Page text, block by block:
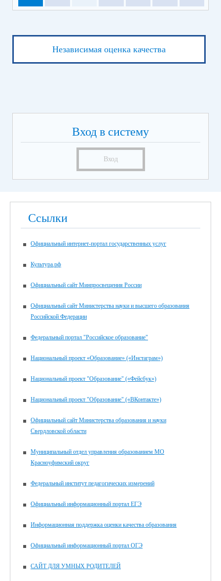
Независимая оценка качества
Вход в систему
Вход
Ссылки
Официальный интернет-портал государственных услуг
Культура.рф
Официальный сайт Минпросвещения России
Официальный сайт Министерства науки и высшего образования
Российской Федерации
Федеральный портал "Российское образование"
Национальный проект «Образование» («Инстаграм»)
Национальный проект "Образование" («Фейсбук»)
Национальный проект "Образование" («ВКонтакте»)
Официальный сайт Министерства образования и науки
Свердловской области
Муниципальный отдел управления образованием МО
Красноуфимский округ
Федеральный институт педагогических измерений
Официальный информационный портал ЕГЭ
Информационная поддержка оценки качества образования
Официальный информационный портал ОГЭ
САЙТ ДЛЯ УМНЫХ РОДИТЕЛЕЙ